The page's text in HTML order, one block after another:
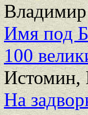
Имя под
100
Истомин,
На